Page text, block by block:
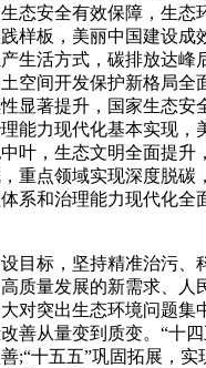
态安全有效保障，生态
样板，美丽中国建设成
生活方式，碳排放达峰
空间开发保护新格局全
显著提升，国家生态安
能力现代化基本实现，
叶，生态文明全面提升
重点领域实现深度脱碳
系和治理能力现代化全
标，坚持精准治污、
质量发展的新需求、人
对突出生态环境问题集
善从量变到质变。“十四
;“十五五”巩固拓展，实